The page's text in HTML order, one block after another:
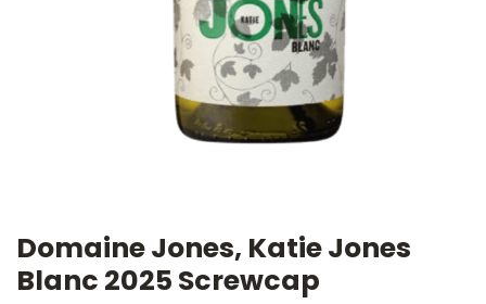
Domaine Jones, Katie Jones
Blanc 2025 Screwcap